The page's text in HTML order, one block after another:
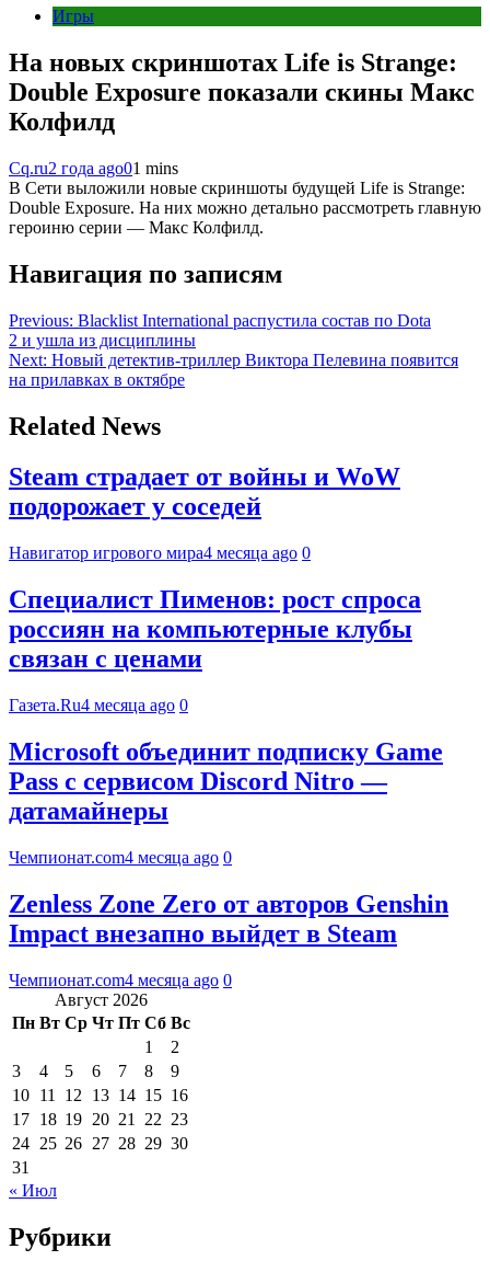
Игры
На новых скриншотах Life is Strange:
Double Exposure показали скины Макс
Колфилд
Cq.ru2 года ago01 mins
В Сети выложили новые скриншоты будущей Life is Strange:
Double Exposure. На них можно детально рассмотреть главную
героиню серии — Макс Колфилд.
Навигация по записям
Previous: Blacklist International распустила состав по Dota
2 и ушла из дисциплины
Next: Новый детектив-триллер Виктора Пелевина появится
на прилавках в октябре
Related News
Steam страдает от войны и WoW
подорожает у соседей
Навигатор игрового мира4 месяца ago 0
Специалист Пименов: рост спроса
россиян на компьютерные клубы
связан с ценами
Газета.Ru4 месяца ago 0
Microsoft объединит подписку Game
Pass с сервисом Discord Nitro —
датамайнеры
Чемпионат.com4 месяца ago 0
Zenless Zone Zero от авторов Genshin
Impact внезапно выйдет в Steam
Чемпионат.com4 месяца ago 0
Август 2026
Пн Вт Ср Чт Пт Сб Вс
1
2
3
4 5 6 7 8
9
10 11 12 13 14 15 16
17 18 19 20 21 22 23
24 25 26 27 28 29 30
31
« Июл
Рубрики